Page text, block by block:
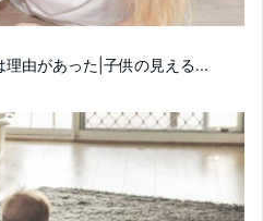
由があった|子供の見える...